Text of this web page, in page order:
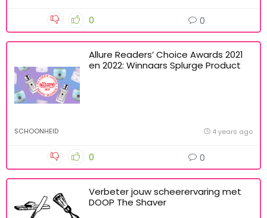
0 0
Allure Readers’ Choice Awards 2021
en 2022: Winnaars Splurge Product
SCHOONHEID 4 years ago
0 0
Verbeter jouw scheerervaring met
DOOP The Shaver